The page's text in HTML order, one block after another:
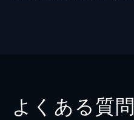
よくある質問